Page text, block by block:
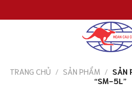
đến
TRANG CHỦ / SẢN PHẨM / SẢN
“SM-5L”